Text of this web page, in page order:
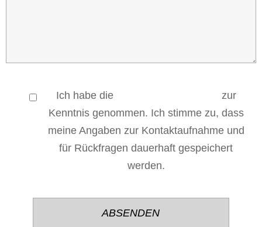
Ich habe die
zur
Kenntnis genommen. Ich stimme zu, dass
meine Angaben zur Kontaktaufnahme und
für Rückfragen dauerhaft gespeichert
werden.